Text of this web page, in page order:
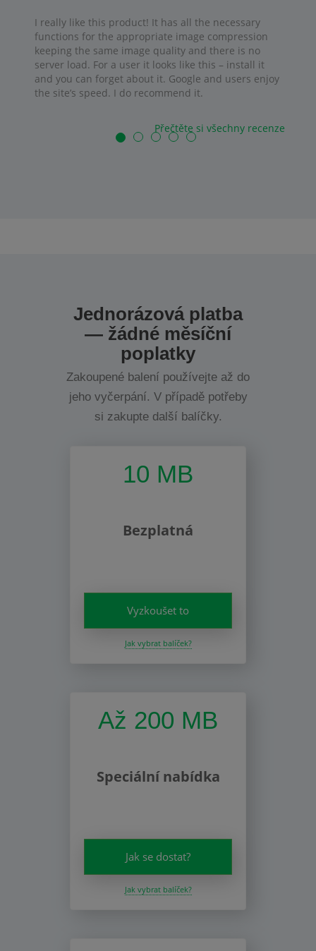
I really like this product! It has all the necessary
functions for the appropriate image compression
keeping the same image quality and there is no
server load. For a user it looks like this – install it
and you can forget about it. Google and users enjoy
the site’s speed. I do recommend it.
Přečtěte si všechny recenze
Jednorázová platba
— žádné měsíční
poplatky
Zakoupené balení používejte až do
jeho vyčerpání. V případě potřeby
si zakupte další balíčky.
10 MB
Bezplatná
Vyzkoušet to
Jak vybrat balíček?
Až 200 MB
Speciální nabídka
Jak se dostat?
Jak vybrat balíček?